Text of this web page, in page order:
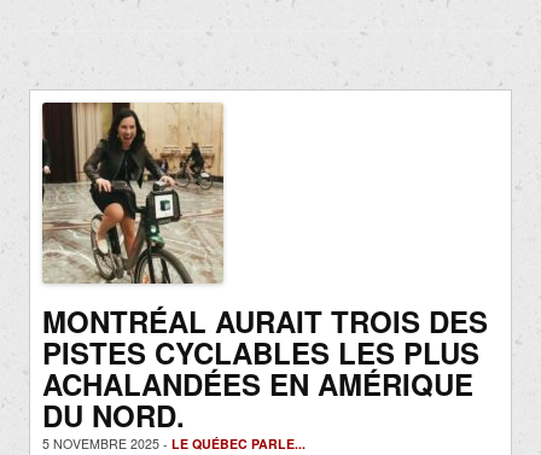
MONTRÉAL AURAIT TROIS DES
PISTES CYCLABLES LES PLUS
ACHALANDÉES EN AMÉRIQUE
DU NORD.
5 NOVEMBRE 2025 - LE QUÉBEC PARLE...